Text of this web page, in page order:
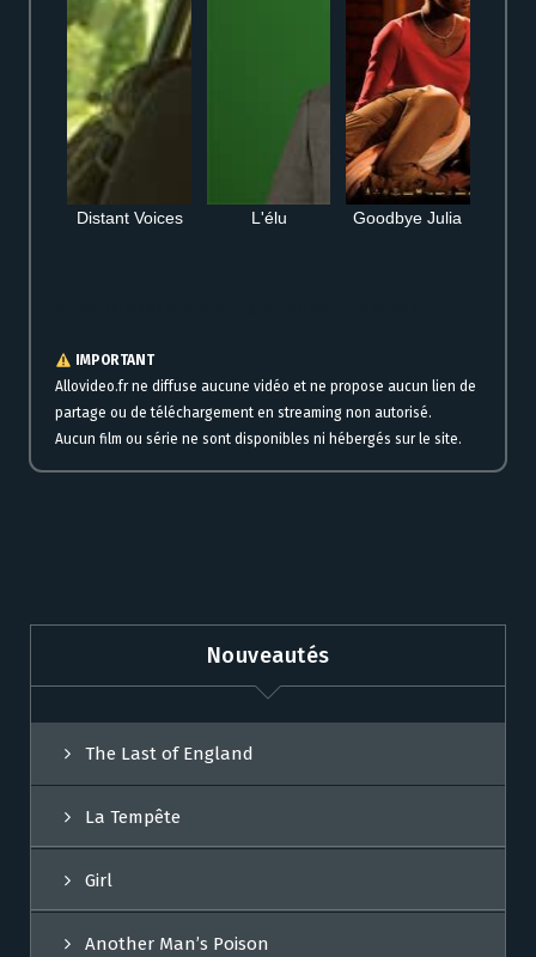
Distant Voices L'élu Goodbye Julia
IMPORTANT
Allovideo.fr ne diffuse aucune vidéo et ne propose aucun lien de
partage ou de téléchargement en streaming non autorisé.
Aucun film ou série ne sont disponibles ni hébergés sur le site.
Nouveautés
The Last of England
La Tempête
Girl
Another Man’s Poison